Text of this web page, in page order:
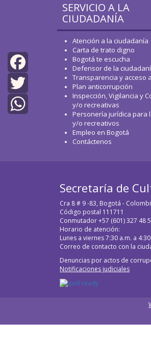
Facebook
Twitter
SERVICIO A LA
CIUDADANÍA
Atención a la ciudadanía
Carta de trato digno
Bogotá te escucha
Defensor de la
Transparencia y acceso
Plan anticorrupción
Inspección, Vigilancia y
y/o recreativas
Personería jurídica para
y/o recreativos
Empleo en Bogotá
Contáctenos
Secretaría de
Cra 8 # 9 -83, Bogotá -
Código postal 111711
Conmutador +57 (601) 327 48
Horario de atención:
Lunes a viernes 7:30 a.m. a
Correo de contacto con la
Denuncias por actos de
Notificaciones judiciales